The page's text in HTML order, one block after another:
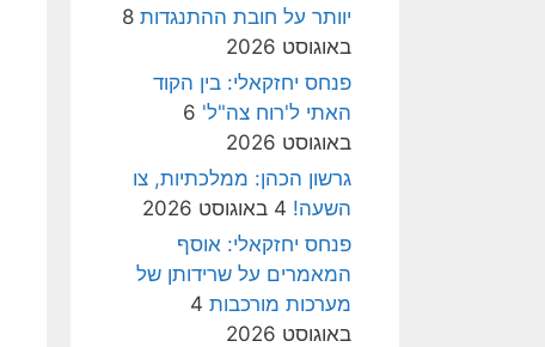
יוותר על חובת ההתנגדות 8
באוגוסט 2026
פנחס יחזקאלי: בין הקוד
האתי ל'רוח צה"ל' 6
באוגוסט 2026
גרשון הכהן: ממלכתיות, צו
השעה! 4 באוגוסט 2026
פנחס יחזקאלי: אוסף
המאמרים על שרידותן של
מערכות מורכבות 4
באוגוסט 2026